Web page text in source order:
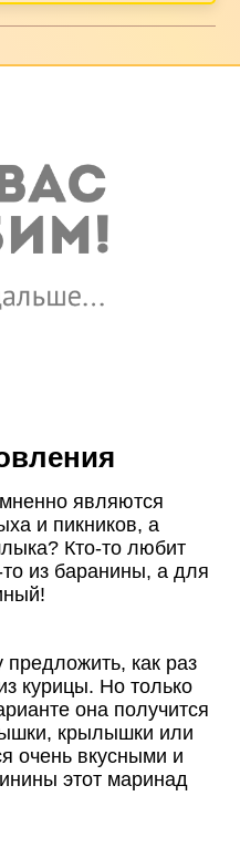
являются
и пикников, а
Кто-то любит
из баранины, а для
как раз
курицы. Но только
она получится
крылышки или
очень вкусными и
этот маринад